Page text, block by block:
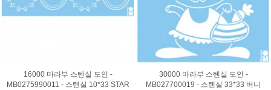
16000 마라부 스텐실 도안 -
MB0275990011 - 스텐실 10*33 STAR
30000 마라부 스텐실 도안 -
MB027700019 - 스텐실 33*33 버니